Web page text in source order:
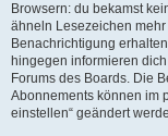
Browsern: du bekamst
ähneln Lesezeichen
Benachrichtigung
hingegen informieren
Forums des Boards. Die
Abonnements können im
einstellen“ geändert